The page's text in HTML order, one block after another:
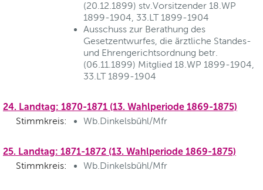
(20.12.1899) stv.Vorsitzender 18.WP
1899-1904, 33.LT 1899-1904
Ausschuss zur Berathung des
Gesetzentwurfes, die ärztliche Standes-
und Ehrengerichtsordnung betr.
(06.11.1899) Mitglied 18.WP 1899-1904,
33.LT 1899-1904
24. Landtag: 1870-1871 (13. Wahlperiode 1869-1875)
Stimmkreis: Wb.Dinkelsbühl/Mfr
25. Landtag: 1871-1872 (13. Wahlperiode 1869-1875)
Stimmkreis: Wb.Dinkelsbühl/Mfr